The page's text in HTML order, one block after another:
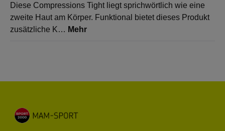
Diese Compressions Tight liegt sprichwörtlich wie eine
zweite Haut am Körper. Funktional bietet dieses Produkt
zusätzliche K… Mehr